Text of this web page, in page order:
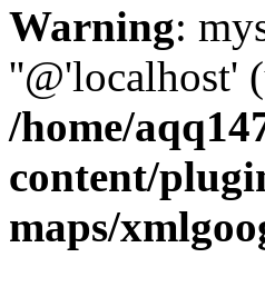
Warning:
''@'localhost'
/home/
content/
maps/